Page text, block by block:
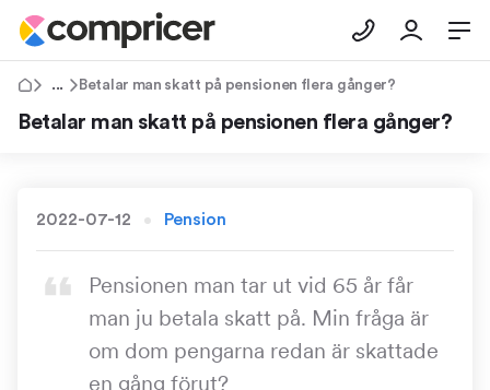
Tips & RådBetalar man skatt på pensionen flera gånger?
Betalar man skatt på pensionen flera gånger?
2022-07-12 Pension
Pensionen man tar ut vid 65 år får
man ju betala skatt på. Min fråga är
om dom pengarna redan är skattade
en gång förut?